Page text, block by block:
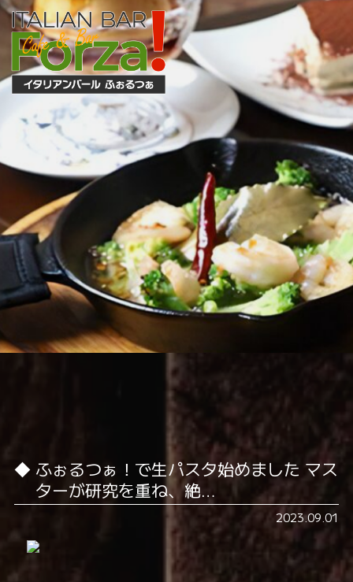
ふぉるつぁ！で生パスタ始めました️ マス
ターが研究を重ね、絶…
2023.09.01